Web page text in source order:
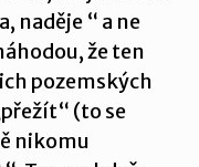
naděje “ a ne
že ten
pozemských
(to se
nikomu